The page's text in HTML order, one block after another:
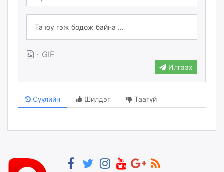
· GIF
Илгээх
Сүүлийн Шилдэг Таагүй